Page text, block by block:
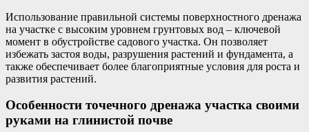
Использование правильной системы поверхностного дренажа
на участке с высоким уровнем грунтовых вод – ключевой
момент в обустройстве садового участка. Он позволяет
избежать застоя воды, разрушения растений и фундамента, а
также обеспечивает более благоприятные условия для роста и
развития растений.
Особенности точечного дренажа участка своими
руками на глинистой почве